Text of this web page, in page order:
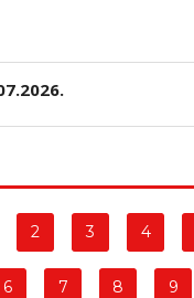
2 3 4
6 7 8 9